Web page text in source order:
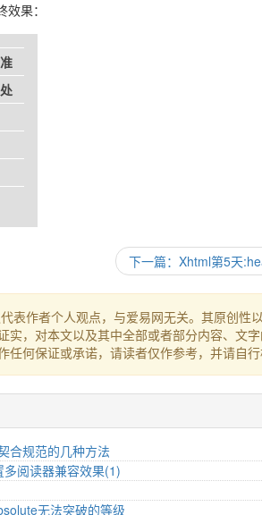
果：
下一篇：Xhtml第5天
表作者个人观点，与爱易网无关。其原创性
实，对本文以及其中全部或者部分内容、文
任何保证或承诺，请读者仅作参考，并请自
合规范的几种方法
阅读器兼容效果(1)
无法突破的等级